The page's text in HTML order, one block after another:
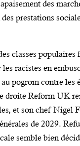
des
prestations
classes populaires
racistes en
pogrom contre les
droite Reform UK
et son chef Nigel
de 2029.
semble bien